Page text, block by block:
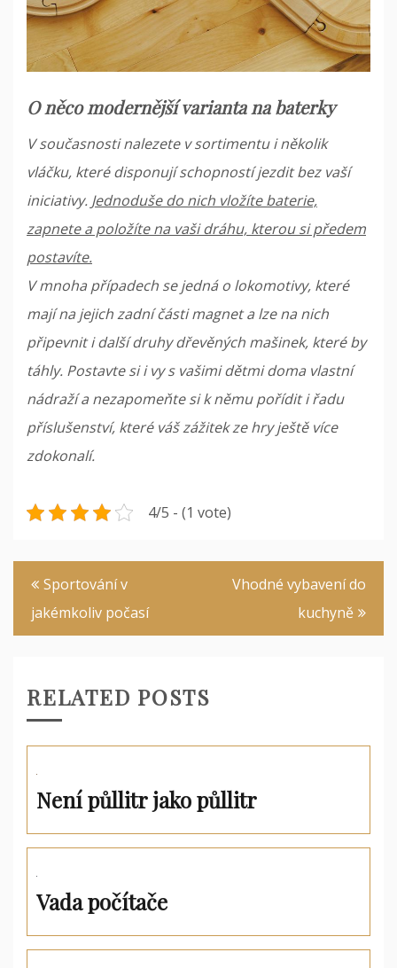
O něco modernější varianta na baterky
V současnosti nalezete v sortimentu i několik
vláčku, které disponují schopností jezdit bez vaší
iniciativy. Jednoduše do nich vložíte baterie,
zapnete a položíte na vaši dráhu, kterou si předem
postavíte.
V mnoha případech se jedná o lokomotivy, které
mají na jejich zadní části magnet a lze na nich
připevnit i další druhy dřevěných mašinek, které by
táhly. Postavte si i vy s vašimi dětmi doma vlastní
nádraží a nezapomeňte si k němu pořídit i řadu
příslušenství, které váš zážitek ze hry ještě více
zdokonalí.
4/5 - (1 vote)
Navigace
pro
příspěvek
Sportování v
jakémkoliv počasí
Vhodné vybavení do
kuchyně
RELATED POSTS
Není půllitr jako půllitr
Vada počítače